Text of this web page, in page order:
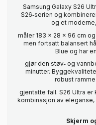
Samsung Galaxy S26
S26‑serien og
og et
måler 183 x 28 x 96 cm
men fortsatt balansert
Blue og har
gjør den støv‑ og
minutter.
robust
gjentatte fall. S26 Ultra
kombinasjon av
Skjerm